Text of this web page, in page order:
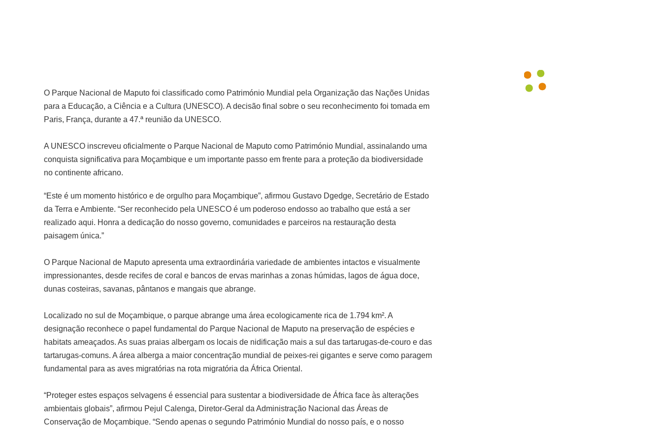
O Parque Nacional de Maputo foi classificado como Património Mundial pela Organização das Nações Unidas
para a Educação, a Ciência e a Cultura (UNESCO). A decisão final sobre o seu reconhecimento foi tomada em
Paris, França, durante a 47.ª reunião da UNESCO.
A UNESCO inscreveu oficialmente o Parque Nacional de Maputo como Património Mundial, assinalando uma
conquista significativa para Moçambique e um importante passo em frente para a proteção da biodiversidade
no continente africano.
“Este é um momento histórico e de orgulho para Moçambique”, afirmou Gustavo Dgedge, Secretário de Estado
da Terra e Ambiente. “Ser reconhecido pela UNESCO é um poderoso endosso ao trabalho que está a ser
realizado aqui. Honra a dedicação do nosso governo, comunidades e parceiros na restauração desta
paisagem única.”
O Parque Nacional de Maputo apresenta uma extraordinária variedade de ambientes intactos e visualmente
impressionantes, desde recifes de coral e bancos de ervas marinhas a zonas húmidas, lagos de água doce,
dunas costeiras, savanas, pântanos e mangais que abrange.
Localizado no sul de Moçambique, o parque abrange uma área ecologicamente rica de 1.794 km². A
designação reconhece o papel fundamental do Parque Nacional de Maputo na preservação de espécies e
habitats ameaçados. As suas praias albergam os locais de nidificação mais a sul das tartarugas-de-couro e das
tartarugas-comuns. A área alberga a maior concentração mundial de peixes-rei gigantes e serve como paragem
fundamental para as aves migratórias na rota migratória da África Oriental.
“Proteger estes espaços selvagens é essencial para sustentar a biodiversidade de África face às alterações
ambientais globais”, afirmou Pejul Calenga, Diretor-Geral da Administração Nacional das Áreas de
Conservação de Moçambique. “Sendo apenas o segundo Património Mundial do nosso país, e o nosso